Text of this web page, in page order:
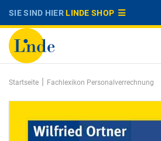
SIE SIND HIERLINDE SHOP
Startseite | Fachlexikon Personalverrechnung